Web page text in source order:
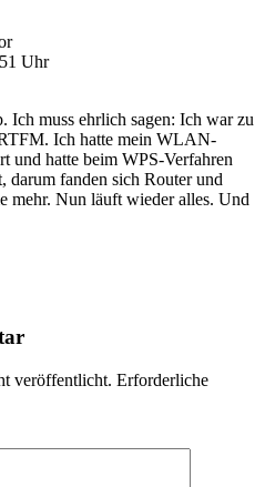
Uhr
Ich muss ehrlich sagen: Ich war zu
Ich hatte mein WLAN-
und hatte beim WPS-Verfahren
darum fanden sich Router und
mehr. Nun läuft wieder alles. Und
veröffentlicht. Erforderliche